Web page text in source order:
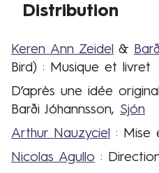
Distribution
Distribution
Keren Ann Zeidel &
Bird) : Musique et livret
D’après une idée
Barði Jóhannsson, Sjón
Arthur Nauzyciel : Mise
Nicolas Agullo :